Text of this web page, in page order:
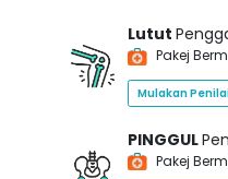
Lutut
Pakej
Mulakan
PINGGUL
Pakej